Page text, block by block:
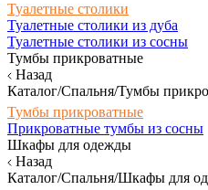
Туалетные столики
Туалетные столики из дуба
Туалетные столики из сосны
Тумбы прикроватные
Назад
Каталог/Спальня/Тумбы
Тумбы прикроватные
Прикроватные тумбы из сосны
Шкафы для одежды
Назад
Каталог/Спальня/Шкафы для